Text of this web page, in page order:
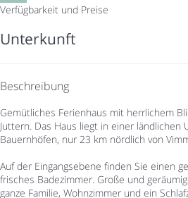
Verfügbarkeit und Preise
Unterkunft
Beschreibung
Gemütliches Ferienhaus mit herrlichem
Juttern. Das Haus liegt in einer ländlichen
Bauernhöfen, nur 23 km nördlich von
Auf der Eingangsebene finden Sie einen
frisches Badezimmer. Große und
ganze Familie, Wohnzimmer und ein